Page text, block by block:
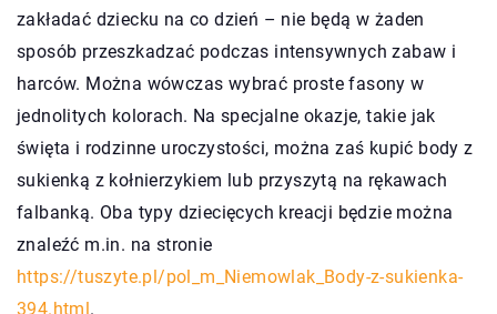
zakładać dziecku na co dzień – nie będą w żaden
sposób przeszkadzać podczas intensywnych zabaw i
harców. Można wówczas wybrać proste fasony w
jednolitych kolorach. Na specjalne okazje, takie jak
święta i rodzinne uroczystości, można zaś kupić body z
sukienką z kołnierzykiem lub przyszytą na rękawach
falbanką. Oba typy dziecięcych kreacji będzie można
znaleźć m.in. na stronie
https://tuszyte.pl/pol_m_Niemowlak_Body-z-sukienka-
394.html .